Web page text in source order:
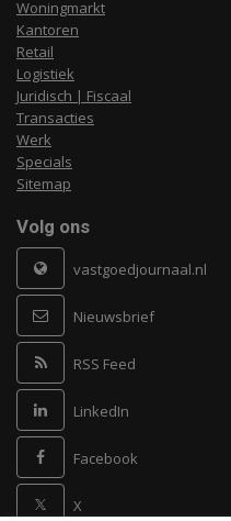
Woningmarkt
Kantoren
Retail
Logistiek
Juridisch | Fiscaal
Transacties
Werk
Specials
Sitemap
Volg ons
vastgoedjournaal.nl
Nieuwsbrief
RSS Feed
LinkedIn
Facebook
X